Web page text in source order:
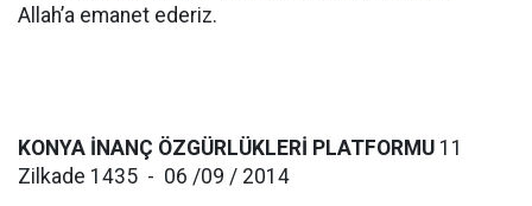
Allah’a emanet ederiz.
KONYA İNANÇ ÖZGÜRLÜKLERİ PLATFORMU 11
Zilkade 1435 - 06 /09 / 2014